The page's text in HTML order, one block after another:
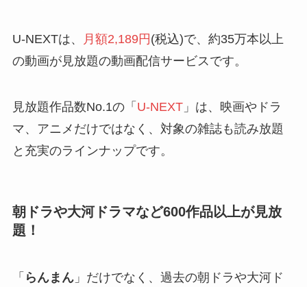
U-NEXTは、 月額2,189円(税込)で、約35万本以上
の動画が見放題の動画配信サービスです。
見放題作品数No.1の「 U-NEXT」は、映画やドラ
マ、アニメだけではなく、対象の雑誌も読み放題
と充実のラインナップです。
朝ドラや大河ドラマなど600作品以上が見放
題！
「 らんまん」だけでなく、過去の朝ドラや大河ド